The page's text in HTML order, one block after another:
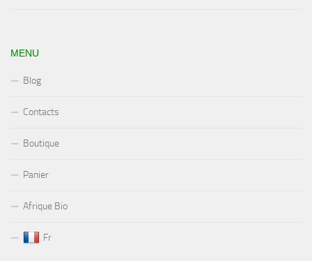
MENU
Blog
Contacts
Boutique
Panier
Afrique Bio
Fr